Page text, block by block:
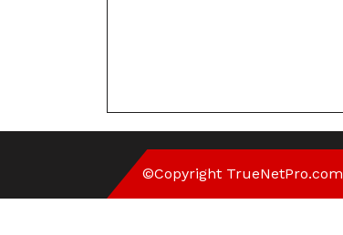
©Copyright TrueNetPro.com